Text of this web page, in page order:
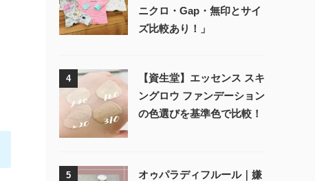
ニクロ・Gap・無印とサイ
ズ比較あり！」
4
【資生堂】エッセンス スキ
ングロウ ファンデーション
の色選びを基準色で比較！
5
オゥパラディフルール｜嫌